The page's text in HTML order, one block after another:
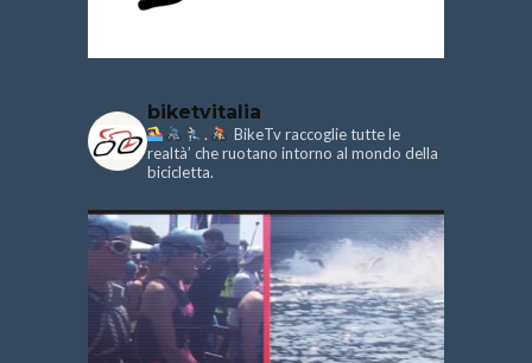
biketvitalia
.
BikeTv raccoglie tutte le
realtà’ che ruotano intorno al mondo della
bicicletta.